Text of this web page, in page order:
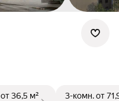
от 36,5 м²
3-комн.от